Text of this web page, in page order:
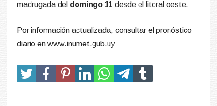
madrugada del domingo 11 desde el litoral oeste.
Por información actualizada, consultar el pronóstico
diario en www.inumet.gub.uy